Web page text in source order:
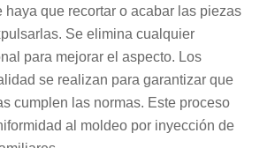
haya que recortar o acabar las piezas
Se elimina cualquier
para mejorar el aspecto. Los
se realizan para garantizar que
cumplen las normas. Este proceso
al moldeo por inyección de